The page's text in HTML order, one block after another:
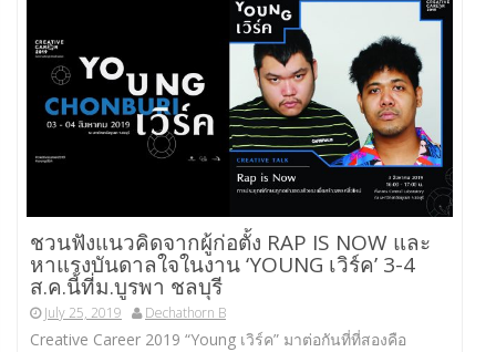
ชวนฟังแนวคิดจากผู้ก่อตั้ง RAP IS NOW และ
หาแรงบันดาลใจในงาน ‘YOUNG เวิร์ค’ 3-4
ส.ค.นี้ที่ม.บูรพา ชลบุรี
July 25, 2019 Dechathorn B
Creative Career 2019 “Young เวิร์ค” มาต่อกันที่ที่สองคือ